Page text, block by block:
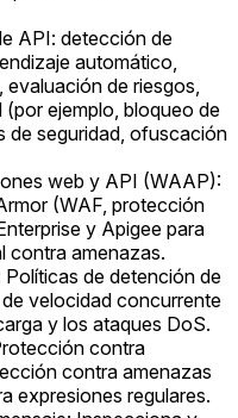
API: detección de
automático,
de riesgos,
ejemplo, bloqueo de
de seguridad, ofuscación
web y API (WAAP):
(WAF, protección
y Apigee para
contra amenazas.
de detención de
velocidad concurrente
y los ataques DoS.
contra
contra amenazas
expresiones regulares.